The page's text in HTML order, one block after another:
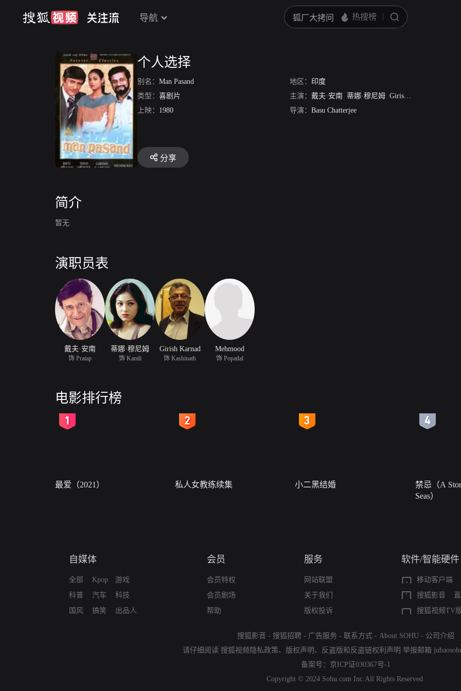
导航
个人选择
别名： Man Pasand 地区： 印度
类型： 喜剧片 主演： 戴夫·安南 蒂娜·穆尼姆 Girish Karnad
上映： 1980 导演： Basu Chatterjee
分享
简介
暂无
演职员表
戴夫·安南
饰 Pratap
蒂娜·穆尼姆
饰 Kamli
Girish Karnad
饰 Kashinath
Mehmood
饰 Popatlal
电影排行榜
最爱（2021） 私人女教练续集 小二黑结婚
禁忌（A
Seas）
自媒体
全部
科普
国风
Kpop
汽车
搞笑
游戏
科技
出品人
会员
会员特权
会员剧场
帮助
服务
网站联盟
关于我们
版权投诉
软件/智能硬件
移动客户端
搜狐影音
搜狐视频TV
搜狐影音 - 搜狐招聘 - 广告服务 - 联系方式 - About SOHU - 公司介绍
请仔细阅读 搜狐视频隐私政策、 版权声明 、 反盗版和反盗链权利声明 举报邮箱
备案号： 京ICP证030367号-1
Copyright © 2024 Sohu.com Inc.All Rights Reserved.